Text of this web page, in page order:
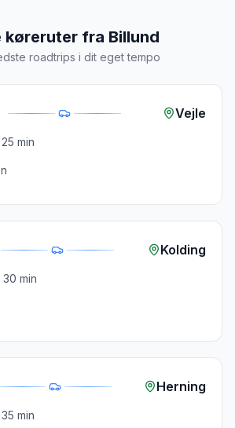
køreruter fra Billund
roadtrips i dit eget tempo
Vejle
25 min
Kolding
30 min
Herning
35 min